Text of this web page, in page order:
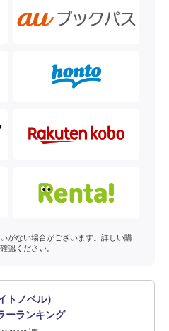
がない場合がございます。詳しい購
認ください。
トノベル）
ーランキング